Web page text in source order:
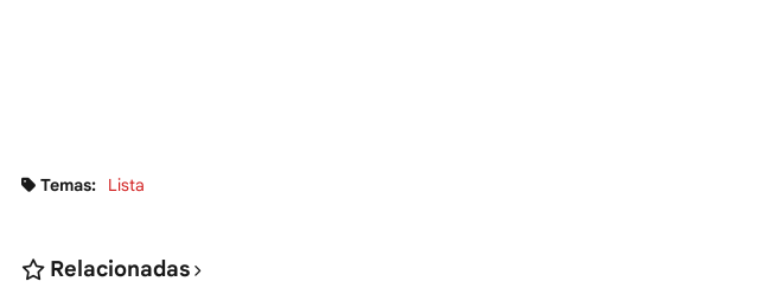
Temas: Lista
Relacionadas